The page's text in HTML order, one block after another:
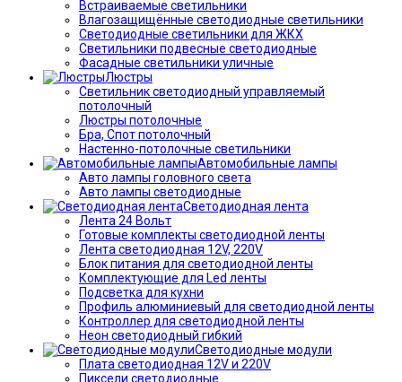
Встраиваемые светильники
Влагозащищённые светодиодные светильники
Светодиодные светильники для ЖКХ
Светильники подвесные светодиодные
Фасадные светильники уличные
Люстры
Светильник светодиодный управляемый
потолочный
Люстры потолочные
Бра, Спот потолочный
Настенно-потолочные светильники
Автомобильные лампы
Авто лампы головного света
Авто лампы светодиодные
Светодиодная лента
Лента 24 Вольт
Готовые комплекты светодиодной ленты
Лента светодиодная 12V, 220V
Блок питания для светодиодной ленты
Комплектующие для Led ленты
Подсветка для кухни
Профиль алюминиевый для светодиодной ленты
Контроллер для светодиодной ленты
Неон светодиодный гибкий
Светодиодные модули
Плата светодиодная 12V и 220V
Пиксели светодиодные